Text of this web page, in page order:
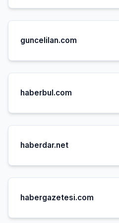
guncelilan.com
haberbul.com
haberdar.net
habergazetesi.com